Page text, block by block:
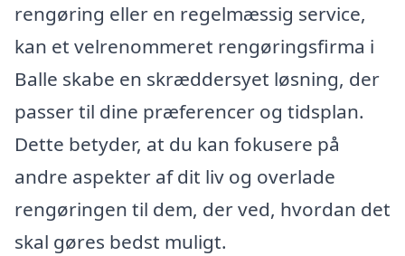
rengøring eller en regelmæssig service,
kan et velrenommeret rengøringsfirma i
Balle skabe en skræddersyet løsning, der
passer til dine præferencer og tidsplan.
Dette betyder, at du kan fokusere på
andre aspekter af dit liv og overlade
rengøringen til dem, der ved, hvordan det
skal gøres bedst muligt.